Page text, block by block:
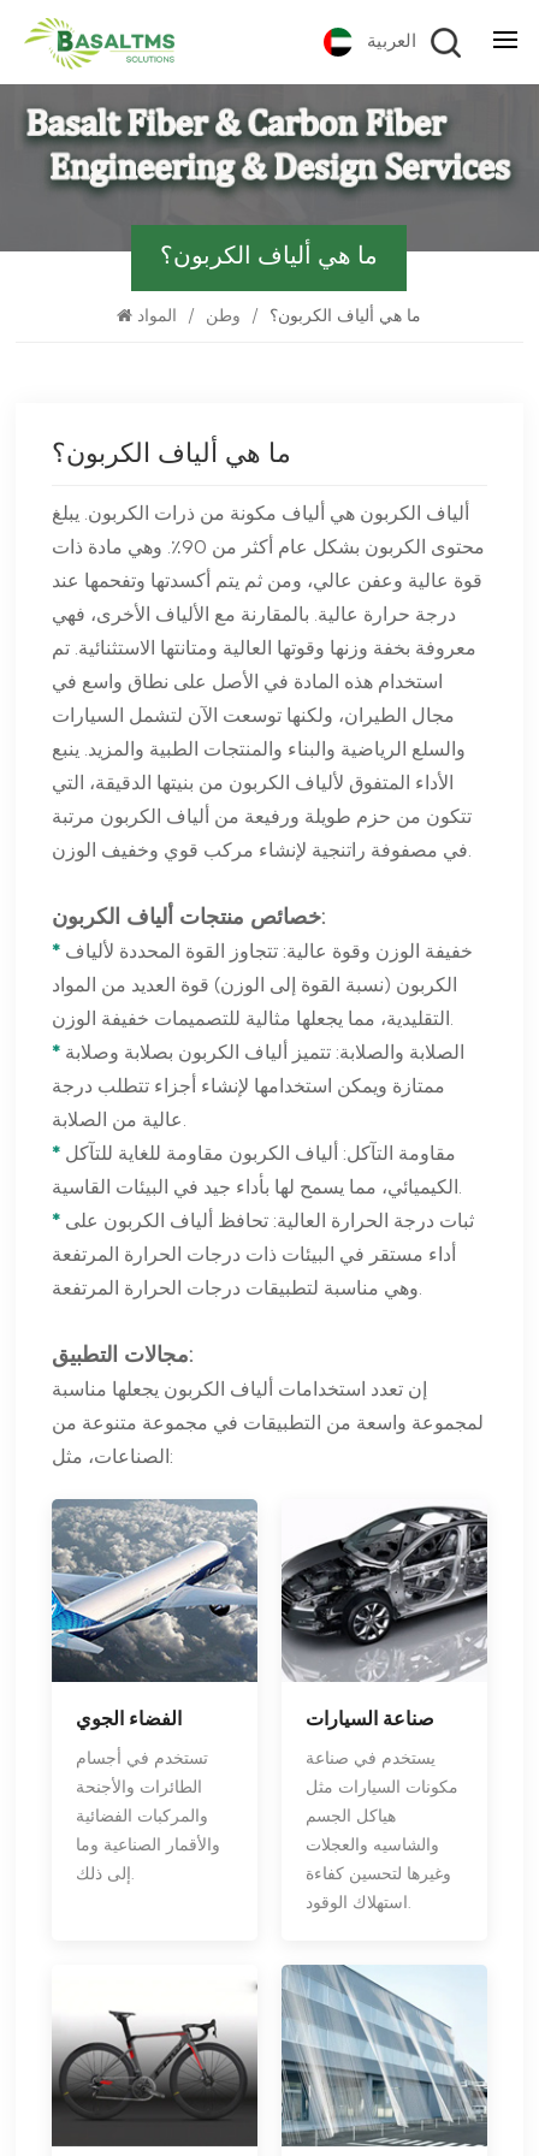
العربية
ما هي ألياف الكربون؟
وطن / المواد / ما هي ألياف الكربون؟
ما هي ألياف الكربون؟
ألياف الكربون هي ألياف مكونة من ذرات الكربون. يبلغ
محتوى الكربون بشكل عام أكثر من 90٪. وهي مادة ذات
قوة عالية وعفن عالي، ومن ثم يتم أكسدتها وتفحمها عند
درجة حرارة عالية. بالمقارنة مع الألياف الأخرى، فهي
معروفة بخفة وزنها وقوتها العالية ومتانتها الاستثنائية. تم
استخدام هذه المادة في الأصل على نطاق واسع في
مجال الطيران، ولكنها توسعت الآن لتشمل السيارات
والسلع الرياضية والبناء والمنتجات الطبية والمزيد. ينبع
الأداء المتفوق لألياف الكربون من بنيتها الدقيقة، التي
تتكون من حزم طويلة ورفيعة من ألياف الكربون مرتبة
في مصفوفة راتنجية لإنشاء مركب قوي وخفيف الوزن.
خصائص منتجات ألياف الكربون:
*
الكربون (نسبة القوة إلى الوزن) قوة العديد من المواد
التقليدية، مما يجعلها مثالية للتصميمات خفيفة الوزن.
*
ممتازة ويمكن استخدامها لإنشاء أجزاء تتطلب درجة
عالية من الصلابة.
*
الكيميائي، مما يسمح لها بأداء جيد في البيئات القاسية.
*
أداء مستقر في البيئات ذات درجات الحرارة المرتفعة
وهي مناسبة لتطبيقات درجات الحرارة المرتفعة.
مجالات التطبيق:
إن تعدد استخدامات ألياف الكربون يجعلها مناسبة
لمجموعة واسعة من التطبيقات في مجموعة متنوعة من
الصناعات، مثل:
الفضاء الجوي
تستخدم في أجسام
الطائرات والأجنحة
والمركبات الفضائية
والأقمار الصناعية وما
إلى ذلك.
صناعة السيارات
يستخدم في صناعة
مكونات السيارات مثل
هياكل الجسم
والشاسيه والعجلات
وغيرها لتحسين كفاءة
استهلاك الوقود.